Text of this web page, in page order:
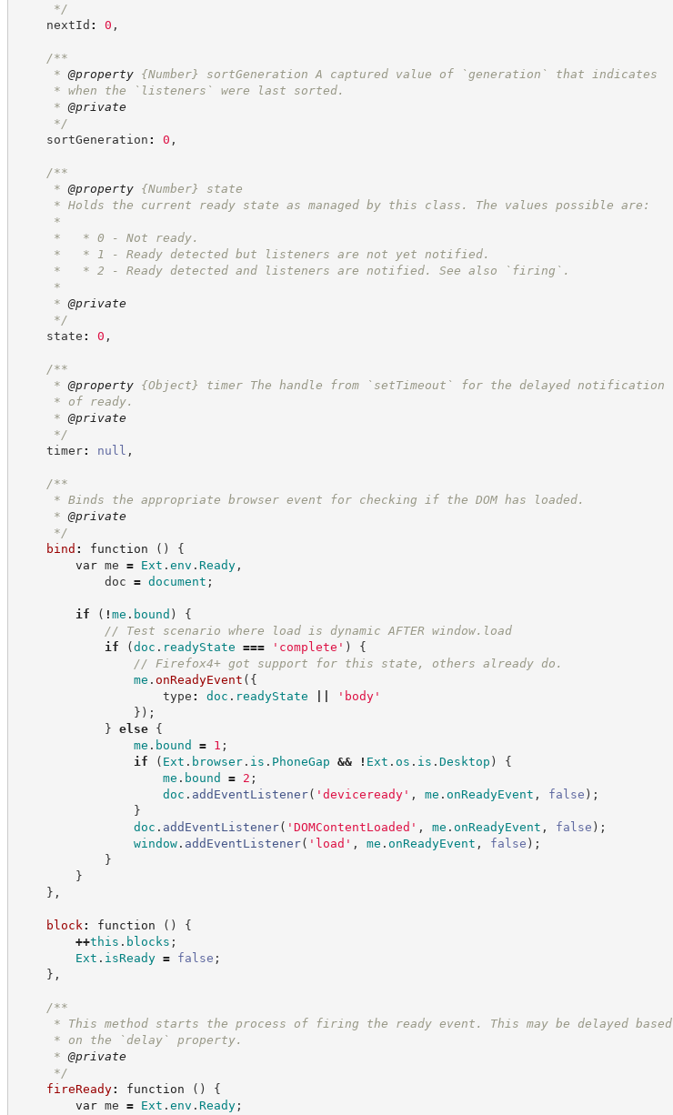
*/
nextId : 0 ,
/**
* @property {Number}
sortGeneration A captured value of `generation` that indicates
* when the `listeners` were last sorted.
* @private
*/
sortGeneration : 0 ,
/**
* @property {Number}
state
* Holds the current ready state as managed by this class. The values possible are:
*
*   * 0 - Not ready.
*   * 1 - Ready detected but listeners are not yet notified.
*   * 2 - Ready detected and listeners are notified. See also `firing`.
*
* @private
*/
state : 0 ,
/**
* @property {Object}
timer The handle from `setTimeout` for the delayed notification
* of ready.
* @private
*/
timer: null ,
/**
* Binds the appropriate browser event for checking if the DOM has loaded.
* @private
*/
bind : function ( )
{
var me = Ext . env . Ready,
doc = document ;
if ( ! me . bound )
{
// Test scenario where load is dynamic AFTER window.load
if
(doc . readyState === ' complete ' )
{
// Firefox4+ got support for this state, others already do.
me . onReadyEvent ( {
type : doc . readyState ' body'
} ) ;
} else
{
me . bound = 1 ;
if
( Ext . browser. is . PhoneGap && ! Ext . os . is . Desktop )
{
me . bound = 2 ;
doc . addEventListener( ' deviceready' , me . onReadyEvent , false ) ;
}
doc . addEventListener( ' DOMContentLoaded ' , me . onReadyEvent , false ) ;
window. addEventListener( ' load ' , me . onReadyEvent , false ) ;
}
}
} ,
block : function ( )
{
++this . blocks ;
Ext . isReady = false ;
} ,
/**
* This method starts the process of firing the ready event. This may be delayed based
* on the `delay` property.
* @private
*/
fireReady: function ( )
{
var me = Ext . env . Ready;